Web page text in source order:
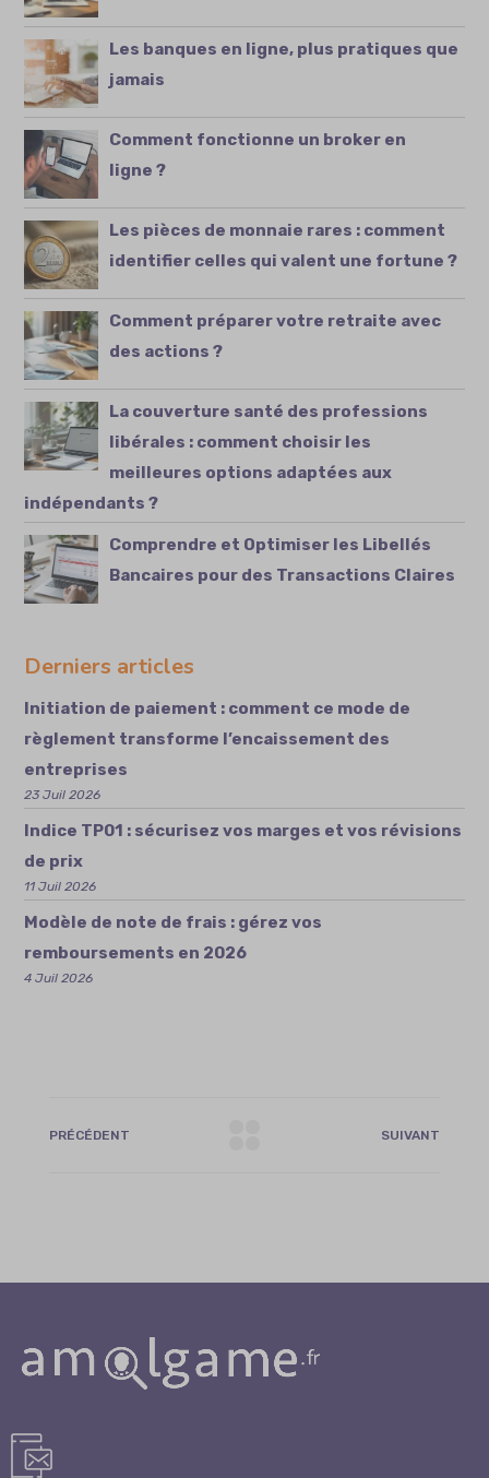
Les banques en ligne, plus pratiques que
jamais
Comment fonctionne un broker en
ligne ?
Les pièces de monnaie rares : comment
identifier celles qui valent une fortune ?
Comment préparer votre retraite avec
des actions ?
La couverture santé des professions
libérales : comment choisir les
meilleures options adaptées aux
indépendants ?
Comprendre et Optimiser les Libellés
Bancaires pour des Transactions Claires
Derniers articles
Initiation de paiement : comment ce mode de
règlement transforme l’encaissement des
entreprises
23 Juil 2026
Indice TP01 : sécurisez vos marges et vos révisions
de prix
11 Juil 2026
Modèle de note de frais : gérez vos
remboursements en 2026
4 Juil 2026
PRÉCÉDENT SUIVANT